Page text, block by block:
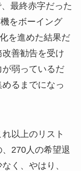
最終赤字だった
をボーイング
を進めた結果だ
善勧告を受け
弱っているだ
るまでになっ
以上のリスト
270人の希望退
く、やはり、